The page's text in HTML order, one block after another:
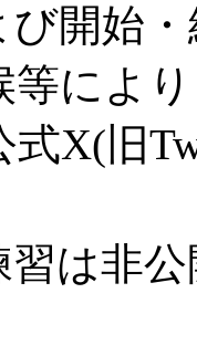
び開始
等によ
式X(旧
習は非